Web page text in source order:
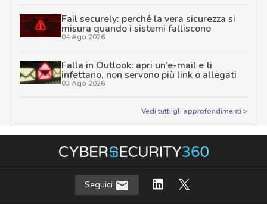
Fail securely: perché la vera sicurezza si
misura quando i sistemi falliscono
04 Ago 2026
Falla in Outlook: apri un’e-mail e ti
infettano, non servono più link o allegati
03 Ago 2026
Vedi tutti gli approfondimenti >
Seguici